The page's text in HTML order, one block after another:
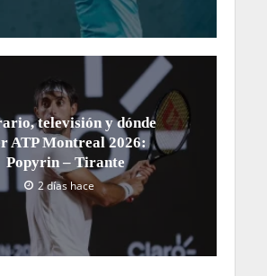
televisión y dónde
ATP Montreal 2026:
Popyrin – Tirante
2 días hace